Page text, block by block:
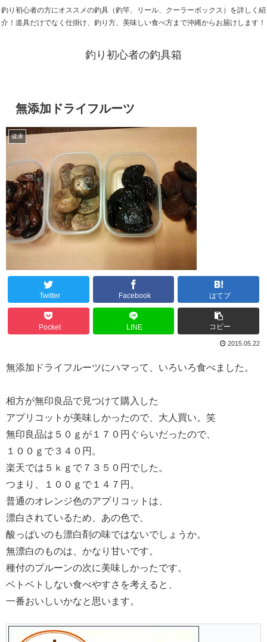
釣り初心者の方にオススメの釣具（釣竿、リール、クーラーボックス）を詳しく紹
介！道具だけでなく仕掛け、釣り方、美味しい食べ方まで沖縄からお届けします！
釣り初心者の釣具箱
無添加ドライフルーツ
健康
Twitter Facebook はてブ
Pocket LINE コピー
2015.05.22
無添加ドライフルーツにハマって、いろいろ食べました。
相方が無印良品で見つけて購入した
アプリコットが美味しかったので、大人買い。笑
無印良品は５０ｇが１７０円ぐらいだったので、
１００ｇで３４０円。
楽天では５ｋｇで７３５０円でした。
つまり、１００ｇで１４７円。
普通のオレンジ色のアプリコットは、
漂白されているため、あの色で、
酸っぱいのも漂白剤の味ではないでしょうか。
無漂白のものは、かなり甘いです。
種付のプルーンの次に美味しかったです。
ベトベトしない食べやすさを考えると、
一番おいしいかなと思います。